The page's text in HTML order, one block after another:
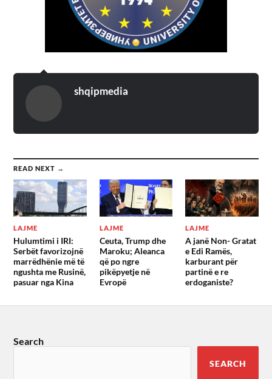
shqipmedia
READ NEXT →
LAJME
Hulumtimi i IRI:
Serbët favorizojnë
marrëdhënie më të
ngushta me Rusinë,
pasuar nga Kina
LAJME
Ceuta, Trump dhe
Maroku; Aleanca
që po ngre
pikëpyetje në
Evropë
LAJME
A janë Non- Gratat
e Edi Ramës,
karburant për
partinë e re
erdoganiste?
Search
SEARCH